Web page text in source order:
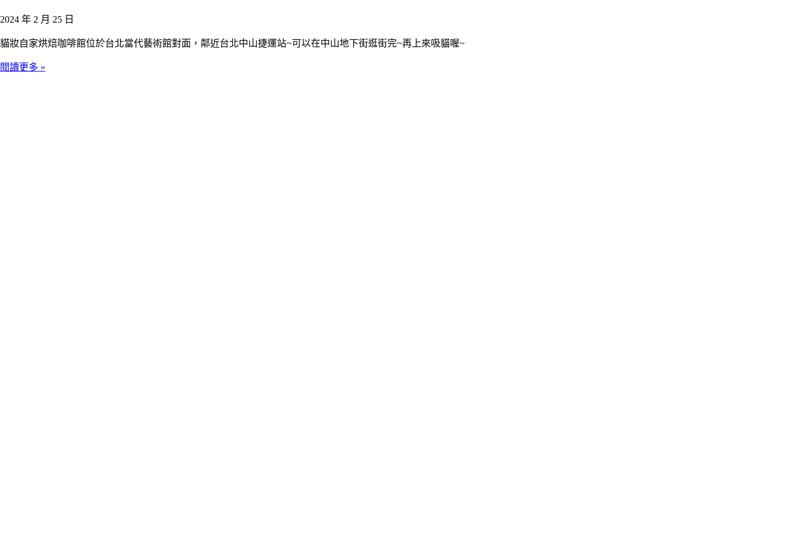
2024 年 2 月 25 日
貓妝自家烘焙咖啡館位於台北當代藝術館對面，鄰近台北中山捷運站~可以在中山地下街逛街完~再上來吸貓喔~
閱讀更多 »